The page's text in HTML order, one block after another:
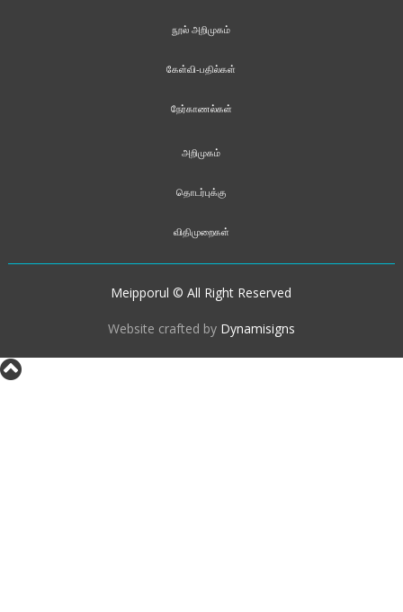
நூல் அறிமுகம்
கேள்வி-பதில்கள்
நேர்காணல்கள்
அறிமுகம்
தொடர்புக்கு
விதிமுறைகள்
Meipporul © All Right Reserved
Website crafted by Dynamisigns